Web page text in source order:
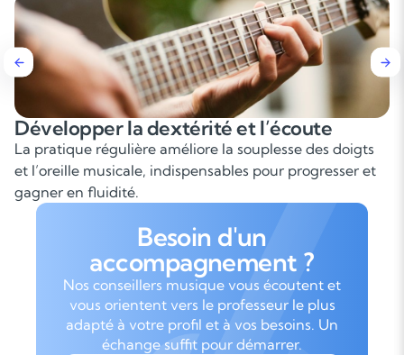
Développer la dextérité et l’écoute
La pratique régulière améliore la souplesse des doigts
et l’oreille musicale, indispensables pour progresser et
gagner en fluidité.
Besoin d'un
accompagnement ?
Nos conseillers musique vous écoutent et
vous orientent vers le professeur le plus
adapté à votre profil et à vos besoins. Un
échange suffit pour démarrer.